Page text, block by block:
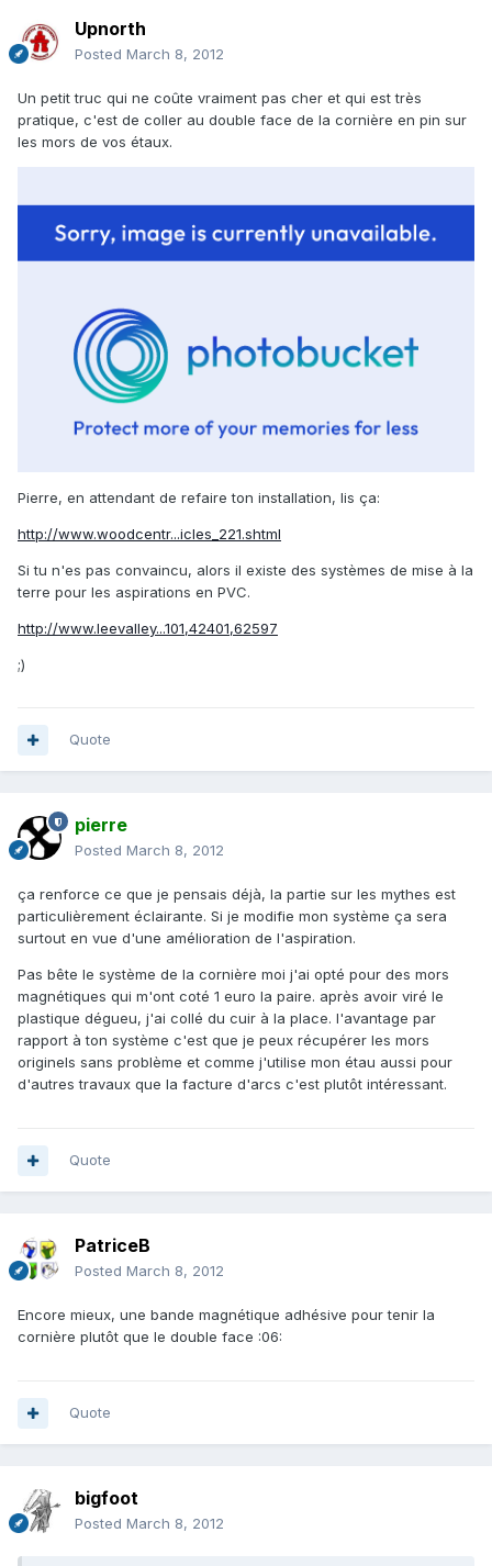
Upnorth
Posted March 8, 2012
Un petit truc qui ne coûte vraiment pas cher et qui est très
pratique, c'est de coller au double face de la cornière en pin sur
les mors de vos étaux.
Pierre, en attendant de refaire ton installation, lis ça:
http://www.woodcentr...icles_221.shtml
Si tu n'es pas convaincu, alors il existe des systèmes de mise à la
terre pour les aspirations en PVC.
http://www.leevalley...101,42401,62597
;)
Quote
pierre
Posted March 8, 2012
ça renforce ce que je pensais déjà, la partie sur les mythes est
particulièrement éclairante. Si je modifie mon système ça sera
surtout en vue d'une amélioration de l'aspiration.
Pas bête le système de la cornière moi j'ai opté pour des mors
magnétiques qui m'ont coté 1 euro la paire. après avoir viré le
plastique dégueu, j'ai collé du cuir à la place. l'avantage par
rapport à ton système c'est que je peux récupérer les mors
originels sans problème et comme j'utilise mon étau aussi pour
d'autres travaux que la facture d'arcs c'est plutôt intéressant.
Quote
PatriceB
Posted March 8, 2012
Encore mieux, une bande magnétique adhésive pour tenir la
cornière plutôt que le double face :06:
Quote
bigfoot
Posted March 8, 2012